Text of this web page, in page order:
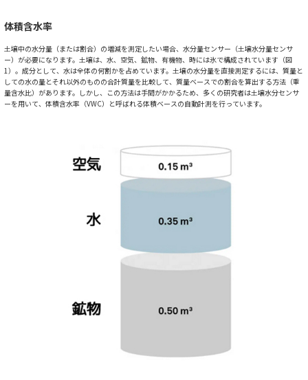
体積含水率
土壌中の水分量（または割合）の増減を測定したい場合、水分量センサー（土壌水分量センサ
ー）が必要になります。土壌は、水、空気、鉱物、有機物、時には氷で構成されています（図
1）。成分として、水は全体の何割かを占めています。土壌の水分量を直接測定するには、質量と
しての水の量とそれ以外のものの合計質量を比較して、質量ベースでの割合を算出する方法（重
量含水比）があります。しかし、この方法は手間がかかるため、多くの研究者は土壌水分センサ
ーを用いて、体積含水率（VWC）と呼ばれる体積ベースの自動計測を行っています。